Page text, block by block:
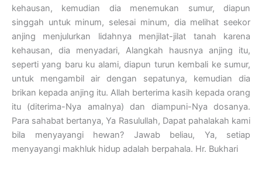
kehausan, kemudian dia menemukan sumur, diapun
singgah untuk minum, selesai minum, dia melihat seekor
anjing menjulurkan lidahnya menjilat-jilat tanah karena
kehausan, dia menyadari, Alangkah hausnya anjing itu,
seperti yang baru ku alami, diapun turun kembali ke sumur,
untuk mengambil air dengan sepatunya, kemudian dia
brikan kepada anjing itu. Allah berterima kasih kepada orang
itu (diterima-Nya amalnya) dan diampuni-Nya dosanya.
Para sahabat bertanya, Ya Rasulullah, Dapat pahalakah kami
bila menyayangi hewan? Jawab beliau, Ya, setiap
menyayangi makhluk hidup adalah berpahala. Hr. Bukhari